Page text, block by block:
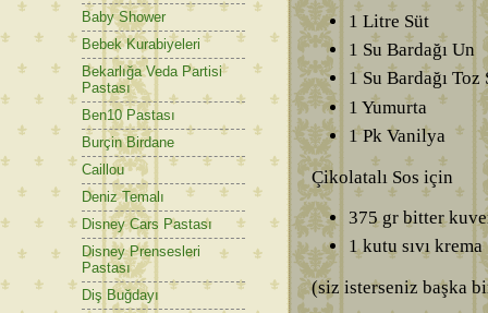
1 Litre Süt
1 Su Bardağı Un
1 Su Bardağı Toz
1 Yumurta
1 Pk Vanilya
Çikolatalı Sos için
375 gr bitter
1 kutu sıvı krema
(siz isterseniz başka
Baby Shower
Bebek Kurabiyeleri
Bekarlığa Veda Partisi
Pastası
Ben10 Pastası
Burçin Birdane
Caillou
Deniz Temalı
Disney Cars Pastası
Disney Prensesleri
Pastası
Diş Buğdayı